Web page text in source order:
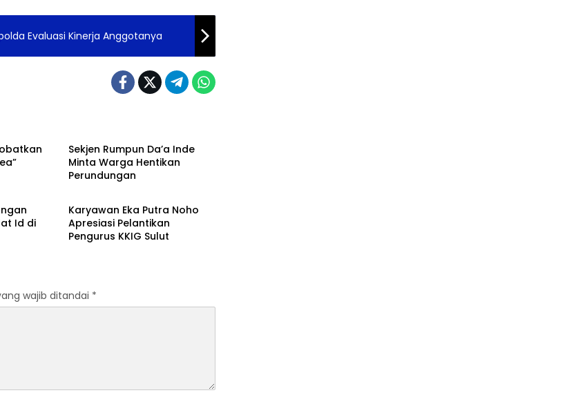
Evaluasi Kinerja Anggotanya
Sekjen Rumpun Da’a Inde
Minta Warga Hentikan
Perundungan
Id di
Boalemo
Karyawan Eka Putra Noho
Apresiasi Pelantikan
Pengurus KKIG Sulut
wajib ditandai *